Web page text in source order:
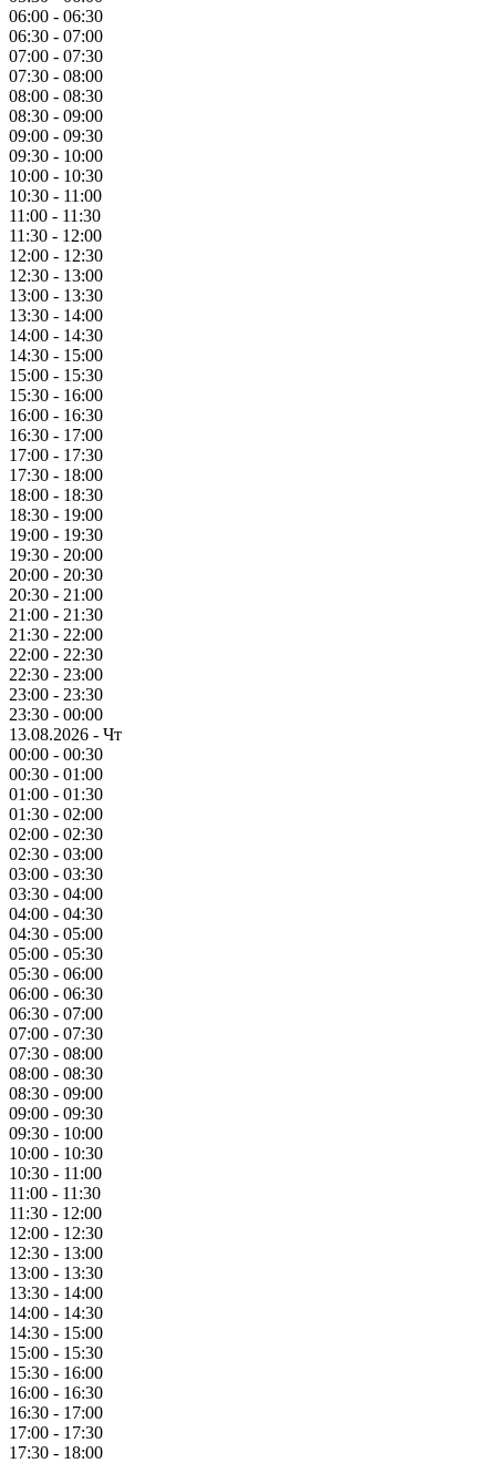
06:00 - 06:30
06:30 - 07:00
07:00 - 07:30
07:30 - 08:00
08:00 - 08:30
08:30 - 09:00
09:00 - 09:30
09:30 - 10:00
10:00 - 10:30
10:30 - 11:00
11:00 - 11:30
11:30 - 12:00
12:00 - 12:30
12:30 - 13:00
13:00 - 13:30
13:30 - 14:00
14:00 - 14:30
14:30 - 15:00
15:00 - 15:30
15:30 - 16:00
16:00 - 16:30
16:30 - 17:00
17:00 - 17:30
17:30 - 18:00
18:00 - 18:30
18:30 - 19:00
19:00 - 19:30
19:30 - 20:00
20:00 - 20:30
20:30 - 21:00
21:00 - 21:30
21:30 - 22:00
22:00 - 22:30
22:30 - 23:00
23:00 - 23:30
23:30 - 00:00
13.08.2026 - Чт
00:00 - 00:30
00:30 - 01:00
01:00 - 01:30
01:30 - 02:00
02:00 - 02:30
02:30 - 03:00
03:00 - 03:30
03:30 - 04:00
04:00 - 04:30
04:30 - 05:00
05:00 - 05:30
05:30 - 06:00
06:00 - 06:30
06:30 - 07:00
07:00 - 07:30
07:30 - 08:00
08:00 - 08:30
08:30 - 09:00
09:00 - 09:30
09:30 - 10:00
10:00 - 10:30
10:30 - 11:00
11:00 - 11:30
11:30 - 12:00
12:00 - 12:30
12:30 - 13:00
13:00 - 13:30
13:30 - 14:00
14:00 - 14:30
14:30 - 15:00
15:00 - 15:30
15:30 - 16:00
16:00 - 16:30
16:30 - 17:00
17:00 - 17:30
17:30 - 18:00